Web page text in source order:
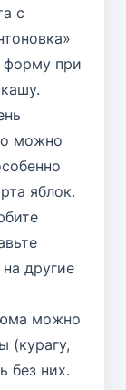
с
форму при
можно
яблок.
другие
можно
(курагу,
без них.